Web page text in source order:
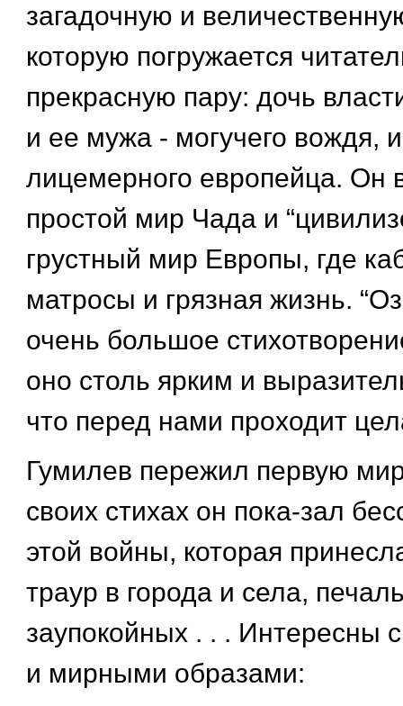
загадочную и
которую погружается
прекрасную пару: дочь
и ее мужа - могучего вождя,
лицемерного европейца. Он
простой мир Чада и
грустный мир Европы, где
матросы и грязная жизнь.
очень большое
оно столь ярким и
что перед нами проходит
Гумилев пережил первую
своих стихах он пока-зал
этой войны, которая
траур в города и села,
заупокойных . . . Интересны
и мирными образами: